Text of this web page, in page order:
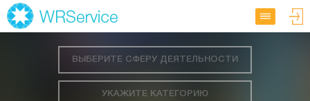
ВЫБЕРИТЕ СФЕРУ ДЕЯТЕЛЬНОСТИ
УКАЖИТЕ КАТЕГОРИЮ